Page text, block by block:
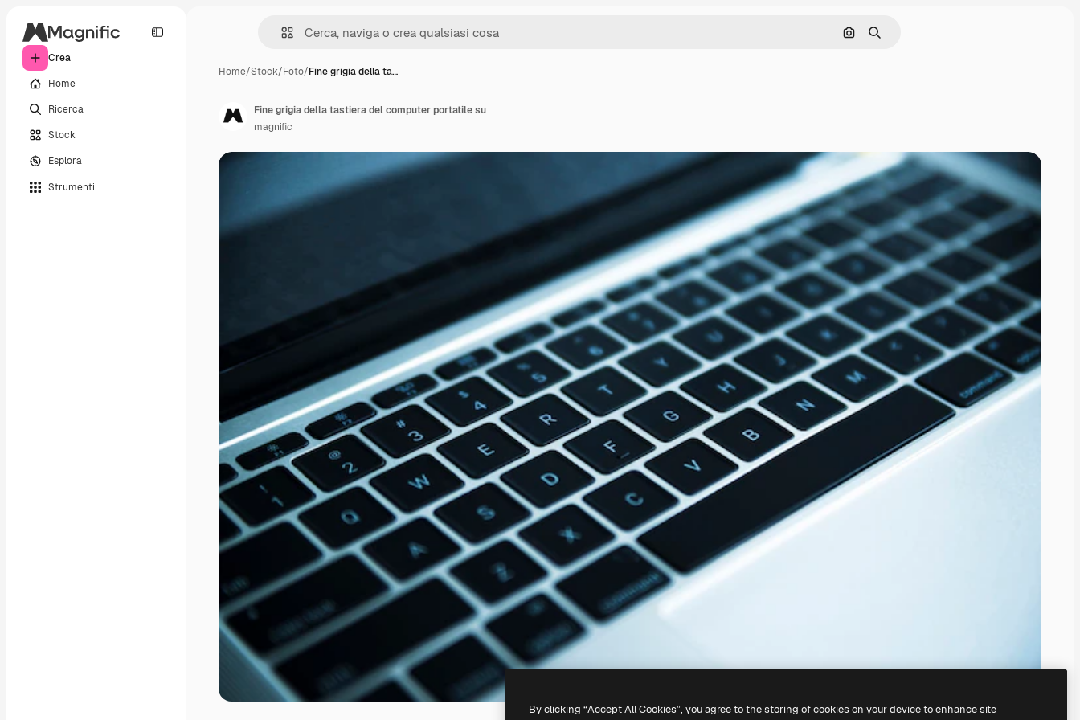
Crea
Home
Ricerca
Stock
Esplora
Strumenti
Cerca per immagine
Ricerca
Home/Stock/Foto/Fine grigia della ta…
Fine grigia della tastiera del computer portatile su
magnific
By clicking “Accept All Cookies”, you agree to the storing of cookies on your device to enhance site